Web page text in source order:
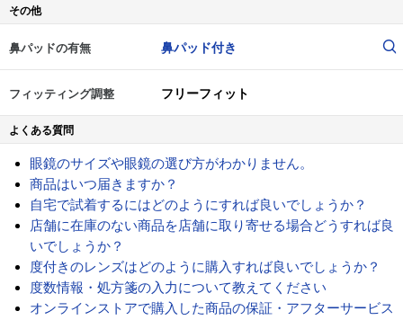
その他
鼻パッドの有無 鼻パッド付き
フィッティング調整 フリーフィット
よくある質問
眼鏡のサイズや眼鏡の選び方がわかりません。
商品はいつ届きますか？
自宅で試着するにはどのようにすれば良いでしょうか？
店舗に在庫のない商品を店舗に取り寄せる場合どうすれば良
いでしょうか？
度付きのレンズはどのように購入すれば良いでしょうか？
度数情報・処方箋の入力について教えてください
オンラインストアで購入した商品の保証・アフターサービス